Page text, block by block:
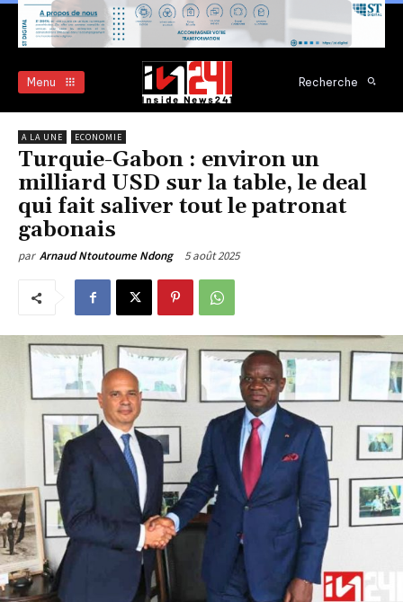
Menu Recherche
A LA UNE ECONOMIE
Turquie-Gabon : environ un
milliard USD sur la table, le deal
qui fait saliver tout le patronat
gabonais
par Arnaud Ntoutoume Ndong 5 août 2025